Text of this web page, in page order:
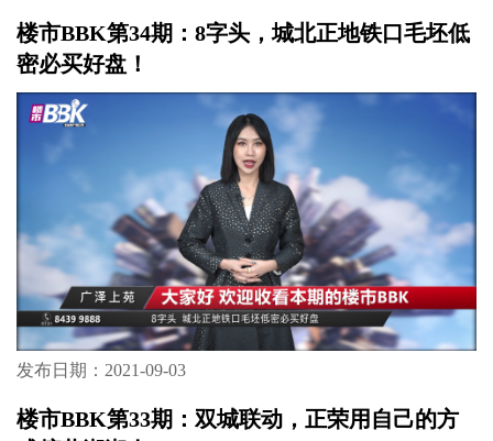
楼市BBK第36期：一天卖4800万！到春江天玺
买房，对甲乙双方都是个体力活
发布日期：2021-09-03
楼市BBK第35期：大洋湖正芯 湘江畔 双名校 全